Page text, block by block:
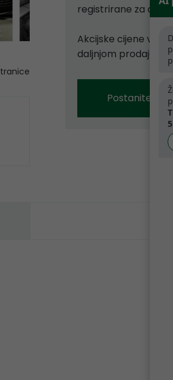
registrirane za
Akcijske cijene
daljnjom prodajom.
Postanite